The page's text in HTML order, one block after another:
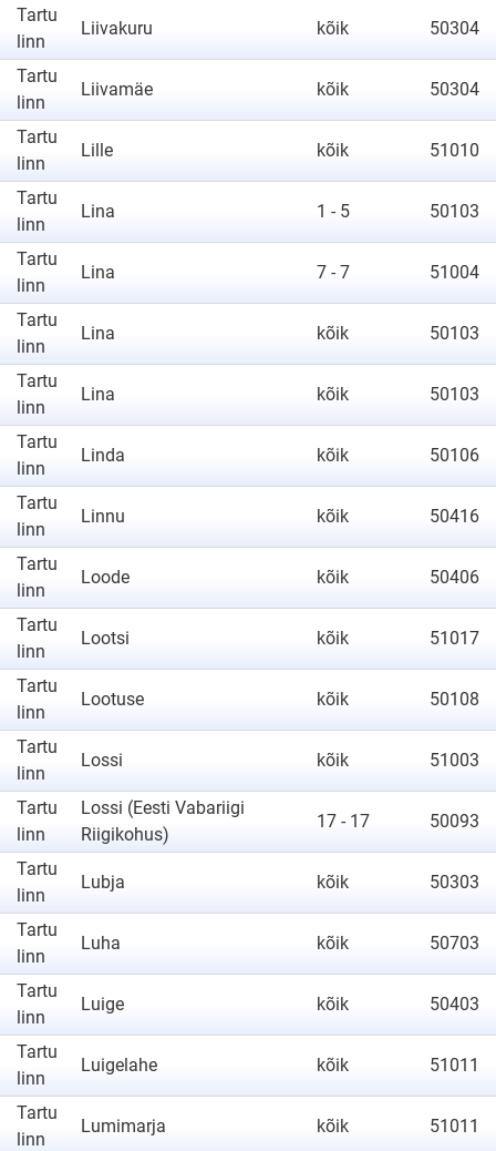
Tartu
linn
Liivakuru kõik 50304
Tartu
linn
Liivamäe kõik 50304
Tartu
linn
Lille kõik 51010
Tartu
linn
Lina 1 - 5 50103
Tartu
linn
Lina 7 - 7 51004
Tartu
linn
Lina kõik 50103
Tartu
linn
Lina kõik 50103
Tartu
linn
Linda kõik 50106
Tartu
linn
Linnu kõik 50416
Tartu
linn
Loode kõik 50406
Tartu
linn
Lootsi kõik 51017
Tartu
linn
Lootuse kõik 50108
Tartu
linn
Lossi kõik 51003
Tartu
linn
Lossi (Eesti Vabariigi
Riigikohus)
17 - 17 50093
Tartu
linn
Lubja kõik 50303
Tartu
linn
Luha kõik 50703
Tartu
linn
Luige kõik 50403
Tartu
linn
Luigelahe kõik 51011
Tartu
linn
Lumimarja kõik 51011